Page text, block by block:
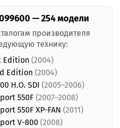
— 254 модели
производителя
технику:
Edition (2004)
Edition (2004)
H.O. SDI (2005–2006)
550F (2007–2008)
550F XP-FAN (2011)
V-800 (2008)